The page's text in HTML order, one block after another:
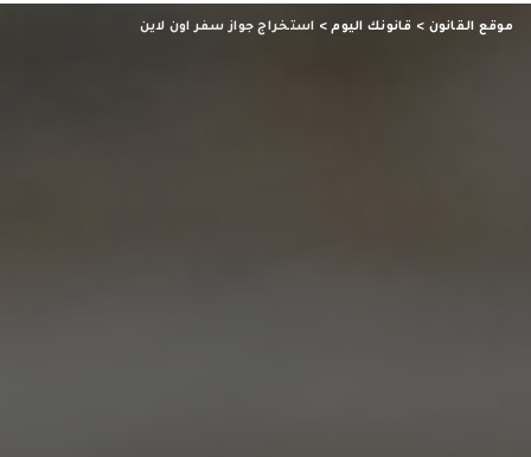
موقع القانون > قانونك اليوم> استخراج جواز سفر اون لاين